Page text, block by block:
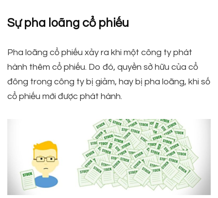
Sự pha loãng cổ phiếu
Pha loãng cổ phiếu xảy ra khi một công ty phát
hành thêm cổ phiếu. Do đó, quyền sở hữu của cổ
đông trong công ty bị giảm, hay bị pha loãng, khi số
cổ phiếu mới được phát hành.